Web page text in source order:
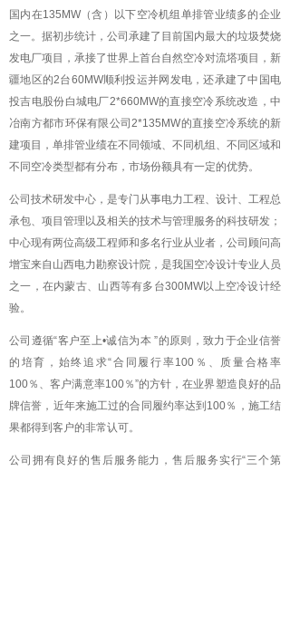
国内在135MW（含）以下空冷机组单排管业绩多的企业
之一。据初步统计，公司承建了目前国内最大的垃圾焚烧
发电厂项目，承接了世界上首台自然空冷对流塔项目，新
疆地区的2台60MW顺利投运并网发电，还承建了中国电
投吉电股份白城电厂2*660MW的直接空冷系统改造，中
冶南方都市环保有限公司2*135MW的直接空冷系统的新
建项目，单排管业绩在不同领域、不同机组、不同区域和
不同空冷类型都有分布，市场份额具有一定的优势。
公司技术研发中心，是专门从事电力工程、设计、工程总
承包、项目管理以及相关的技术与管理服务的科技研发；
中心现有两位高级工程师和多名行业从业者，公司顾问高
增宝来自山西电力勘察设计院，是我国空冷设计专业人员
之一，在内蒙古、山西等有多台300MW以上空冷设计经
验。
公司遵循“客户至上•诚信为本 ”的原则，致力于企业信誉
的培育，始终追求“合同履行率100％、质量合格率
100％、客户满意率100％”的方针，在业界塑造良好的品
牌信誉，近年来施工过的合同履约率达到100％，施工结
果都得到客户的非常认可。
公司拥有良好的售后服务能力，售后服务实行“三个第